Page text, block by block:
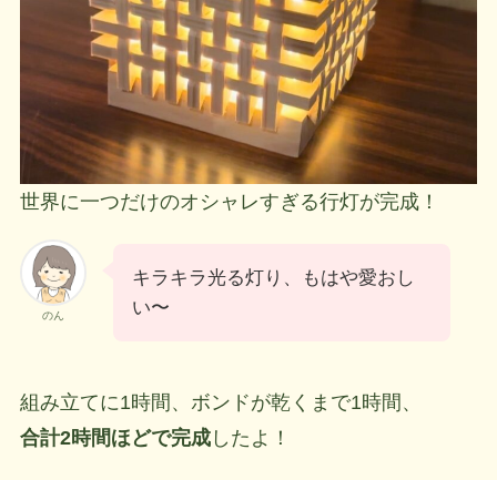
世界に一つだけのオシャレすぎる行灯が完成！
のん
キラキラ光る灯り、もはや愛おし
い〜
組み立てに1時間、ボンドが乾くまで1時間、
合計2時間ほどで完成したよ！